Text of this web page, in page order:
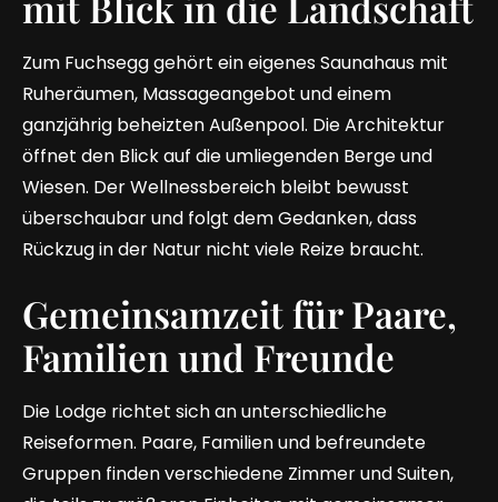
Zum Fuchsegg gehört ein eigenes Saunahaus mit
Ruheräumen, Massageangebot und einem
ganzjährig beheizten Außenpool. Die Architektur
öffnet den Blick auf die umliegenden Berge und
Wiesen. Der Wellnessbereich bleibt bewusst
überschaubar und folgt dem Gedanken, dass
Rückzug in der Natur nicht viele Reize braucht.
Gemeinsamzeit für Paare,
Familien und Freunde
Die Lodge richtet sich an unterschiedliche
Reiseformen. Paare, Familien und befreundete
Gruppen finden verschiedene Zimmer und Suiten,